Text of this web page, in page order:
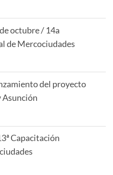
octubre / 14a
de Mercociudades
del proyecto
Asunción
Capacitación